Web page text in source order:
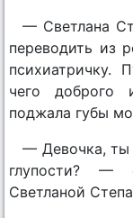
— Светлана
переводить из
психиатричку.
чего доброго
поджала губы
— Девочка, ты
глупости? —
Светланой